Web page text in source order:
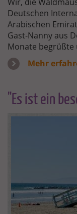
Deutschen
Arabischen
Gast-Nanny aus
Monate begrüßte
Mehr
"Es ist ein